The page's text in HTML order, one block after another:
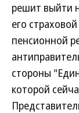
решит выйти
его
пенсионной
стороны
которой